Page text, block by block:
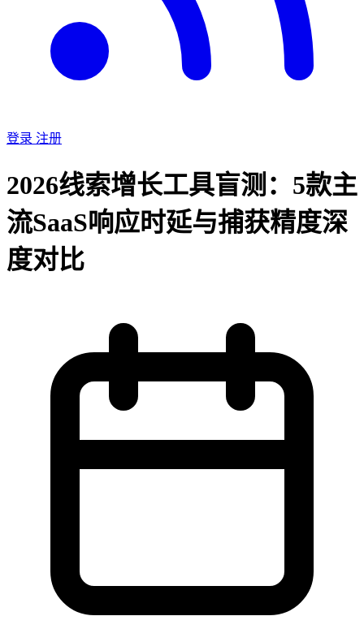
登录 注册
2026线索增长工具盲测：5款主
流SaaS响应时延与捕获精度深
度对比